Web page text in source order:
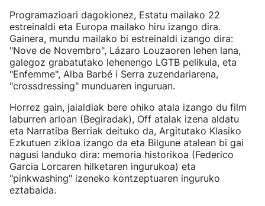
Programazioari dagokionez, Estatu mailako 22
estreinaldi eta Europa mailako hiru izango dira.
Gainera, mundu mailako bi estreinaldi izango dira:
"Nove de Novembro", Lázaro Louzaoren lehen lana,
galegoz grabatutako lehenengo LGTB pelikula, eta
"Enfemme", Alba Barbé i Serra zuzendariarena,
"crossdressing" munduaren inguruan.
Horrez gain, jaialdiak bere ohiko atala izango du film
laburren arloan (Begiradak), Off atalak izena aldatu
eta Narratiba Berriak deituko da, Argitutako Klasiko
Ezkutuen zikloa izango da eta Bilgune atalean bi gai
nagusi landuko dira: memoria historikoa (Federico
Garcia Lorcaren hilketaren ingurukoa) eta
"pinkwashing" izeneko kontzeptuaren inguruko
eztabaida.